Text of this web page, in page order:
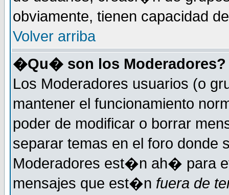
obviamente, tienen capacidad
Volver arriba
�Qu� son los Moderadores?
Los Moderadores usuarios (o
mantener el funcionamiento
poder de modificar o borrar
separar temas en el foro donde
Moderadores est�n ah� para
mensajes que est�n fuera de